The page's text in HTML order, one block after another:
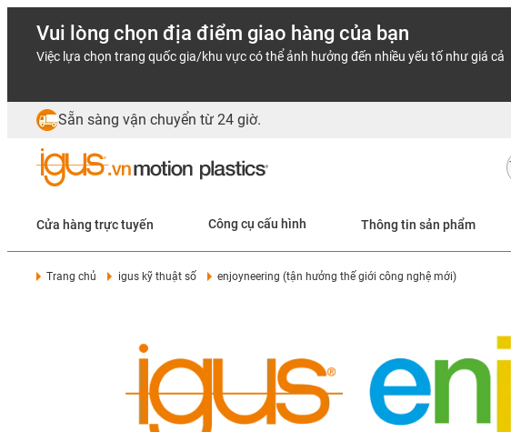
Vui lòng chọn địa điểm giao hàng của bạn
Việc lựa chọn trang quốc gia/khu vực có thể ảnh hưởng đến nhiều yếu tố như giá cả
Sẵn sàng vận chuyển từ 24 giờ.
Cửa hàng trực tuyến Công cụ cấu hình Thông tin sản phẩm
Trang chủ igus kỹ thuật số enjoyneering (tận hưởng thế giới công nghệ mới)